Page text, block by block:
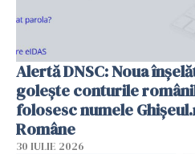
Alertă DNSC: Noua
golește conturile
folosesc numele
Române
30 IULIE 2026